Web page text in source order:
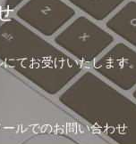
てお受けいたします。
ールでのお問い合わせ